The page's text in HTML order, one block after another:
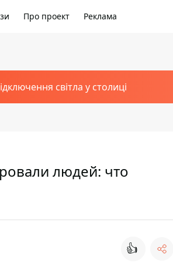
Про проект Реклама
світла у столиці
людей: что
👍